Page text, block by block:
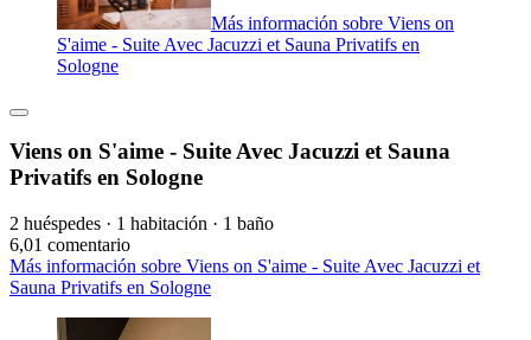
Más información sobre Viens on
S'aime - Suite Avec Jacuzzi et Sauna Privatifs en
Sologne
Viens on S'aime - Suite Avec Jacuzzi et Sauna
Privatifs en Sologne
2 huéspedes · 1 habitación · 1 baño
6,01 comentario
Más información sobre Viens on S'aime - Suite Avec Jacuzzi et
Sauna Privatifs en Sologne